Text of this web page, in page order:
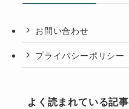
お問い合わせ
プライバシーポリシー
よく読まれている記事